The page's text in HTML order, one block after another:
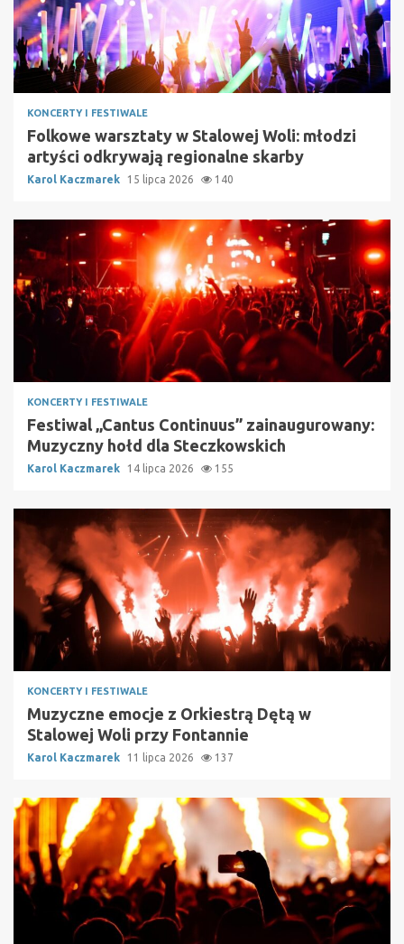
KONCERTY I FESTIWALE
Folkowe warsztaty w Stalowej Woli: młodzi
artyści odkrywają regionalne skarby
Karol Kaczmarek 15 lipca 2026 140
KONCERTY I FESTIWALE
Festiwal „Cantus Continuus” zainaugurowany:
Muzyczny hołd dla Steczkowskich
Karol Kaczmarek 14 lipca 2026 155
KONCERTY I FESTIWALE
Muzyczne emocje z Orkiestrą Dętą w
Stalowej Woli przy Fontannie
Karol Kaczmarek 11 lipca 2026 137